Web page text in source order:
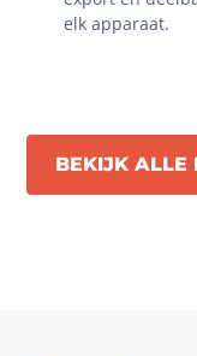
elk apparaat.
BEKIJK ALLE